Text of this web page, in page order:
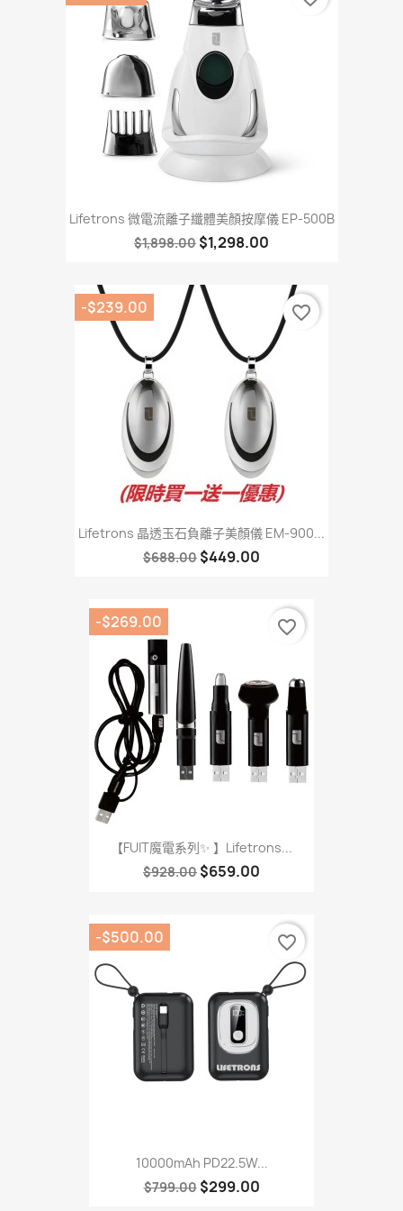
Lifetrons 微電流離子纖體美顏按摩儀 EP-500B
$1,898.00 $1,298.00
Lifetrons 晶透玉石負離子美顏儀 EM-900...
$688.00 $449.00
-$239.00 favorite_border
【FUIT魔電系列✨ 】Lifetrons...
$928.00 $659.00
-$269.00 favorite_border
10000mAh PD22.5W...
$799.00 $299.00
-$500.00 favorite_border